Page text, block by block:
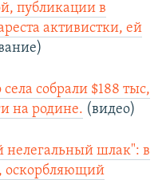
публикации в
активистки, ей
собрали $188 тыс,
на родине. (видео)
нелегальный шлак": в
оскорбляющий